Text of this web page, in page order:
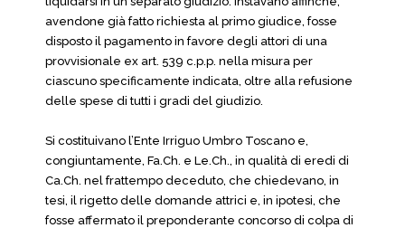
avendone già fatto richiesta al primo giudice, fosse
disposto il pagamento in favore degli attori di una
provvisionale ex art. 539 c.p.p. nella misura per
ciascuno specificamente indicata, oltre alla refusione
delle spese di tutti i gradi del giudizio.
Si costituivano l’Ente Irriguo Umbro Toscano e,
congiuntamente, Fa.Ch. e Le.Ch., in qualità di eredi di
Ca.Ch. nel frattempo deceduto, che chiedevano, in
tesi, il rigetto delle domande attrici e, in ipotesi, che
fosse affermato il preponderante concorso di colpa di